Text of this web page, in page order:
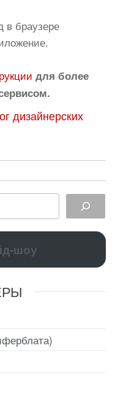
в браузере
для более
дизайнерских
шоу